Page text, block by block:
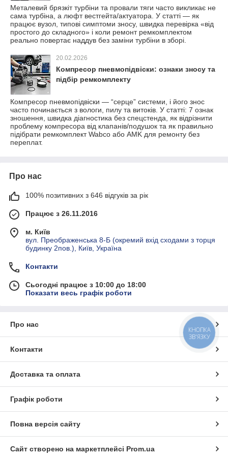
Металевий брязкіт турбіни та провали тяги часто викликає не
сама турбіна, а люфт вестгейта/актуатора. У статті — як
працює вузол, типові симптоми зносу, швидка перевірка «від
простого до складного» і коли ремонт ремкомплектом
реально повертає наддув без заміни турбіни в зборі.
20.02.2026
Компресор пневмопідвіски: ознаки зносу та
підбір ремкомплекту
Компресор пневмопідвіски — “серце” системи, і його знос
часто починається з вологи, пилу та витоків. У статті: 7 ознак
зношення, швидка діагностика без спецстенда, як відрізнити
проблему компресора від клапанів/подушок та як правильно
підібрати ремкомплект Wabco або AMK для ремонту без
переплат.
Про нас
100% позитивних з 646 відгуків за рік
Працює з 26.11.2016
м. Київ
вул. Преображенська 8-Б (окремий вхід сходами з торця
будинку 2пов.), Київ, Україна
Контакти
Сьогодні працює з 10:00 до 18:00
Показати весь графік роботи
Про нас
Контакти
Доставка та оплата
Графік роботи
Повна версія сайту
Сайт створено на маркетплейсі Prom.ua
КНОПКА
ЗВ'ЯЗКУ